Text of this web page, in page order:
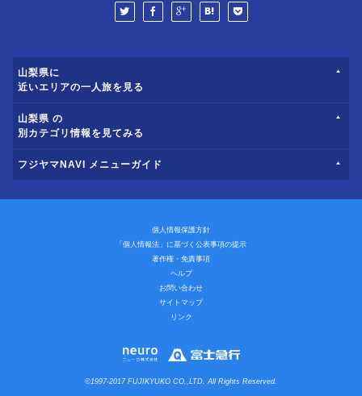
山梨県に
近いエリアの一人旅を見る
山梨県 の
別カテゴリ情報を見てみる
フジヤマNAVI メニューガイド
個人情報保護方針
「個人情報法」に基づく公表事項の提示
著作権・免責事項
ヘルプ
お問い合わせ
サイトマップ
リンク
©1997-2017 FUJIKYUKO CO.,LTD. All Rights Reserved.